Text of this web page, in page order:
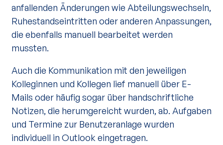
anfallenden Änderungen wie Abteilungswechseln,
Ruhestandseintritten oder anderen Anpassungen,
die ebenfalls manuell bearbeitet werden
mussten.
Auch die Kommunikation mit den jeweiligen
Kolleginnen und Kollegen lief manuell über E-
Mails oder häufig sogar über handschriftliche
Notizen, die herumgereicht wurden, ab. Aufgaben
und Termine zur Benutzeranlage wurden
individuell in Outlook eingetragen.